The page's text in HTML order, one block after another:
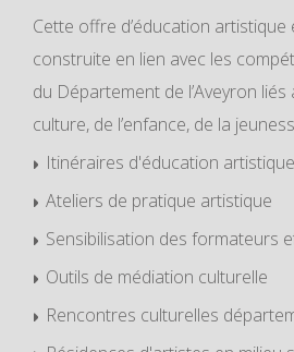
Cette offre d’éducation
construite en lien avec les
du Département de l’Aveyron
culture, de l’enfance, de la
Itinéraires d'éducation
Ateliers de pratique artistique
Sensibilisation des formateurs
Outils de médiation culturelle
Rencontres culturelles